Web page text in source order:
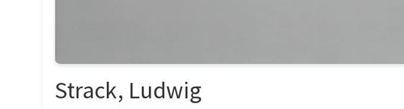
Strack, Ludwig